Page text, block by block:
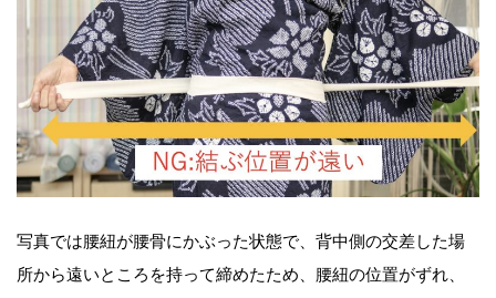
写真では腰紐が腰骨にかぶった状態で、背中側の交差した場
所から遠いところを持って締めたため、腰紐の位置がずれ、